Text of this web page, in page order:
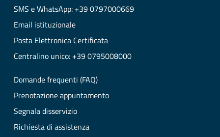
SMS e WhatsApp: +39 0797000669
Email istituzionale
Posta Elettronica Certificata
Centralino unico: +39 0795008000
Domande frequenti (FAQ)
Prenotazione appuntamento
Segnala disservizio
Richiesta di assistenza